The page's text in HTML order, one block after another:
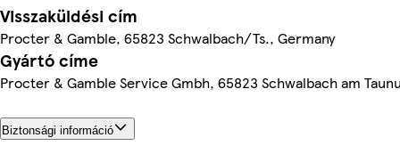
Visszaküldési cím
Procter & Gamble, 65823 Schwalbach/Ts., Germany
Gyártó címe
Procter & Gamble Service Gmbh, 65823 Schwalbach am
Biztonsági információ